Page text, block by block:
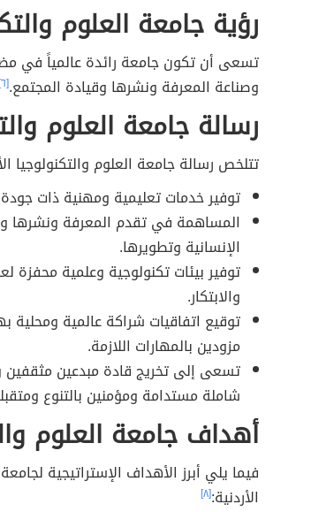
رؤية جامعة العلوم
تسعى أن تكون جامعة رائدة عالمياً في
وصناعة المعرفة ونشرها وقيادة المجتمع.[٦]
رسالة جامعة العلوم
تتلخص رسالة جامعة العلوم والتكنولوجيا
توفير خدمات تعليمية ومهنية ذات جودة
المساهمة في تقدم المعرفة ونشرها
الإنسانية وتطويرها.
توفير بيئات تكنولوجية وعلمية محفزة
والابتكار.
توقيع اتفاقيات شراكة عالمية ومحلية
مزودين بالمهارات اللازمة.
تسعى إلى تخريج قادة مبدعين
شاملة مستدامة ومؤمنين بالتنوع
أهداف جامعة العلوم
فيما يلي أبرز الأهداف الإستراتيجية
الأردنية:[٨]